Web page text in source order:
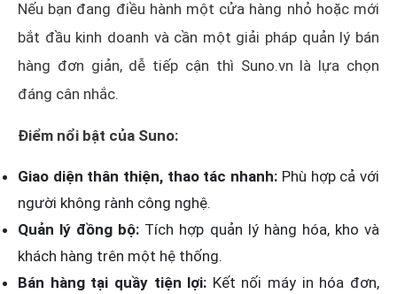
Nếu bạn đang điều hành một cửa hàng nhỏ hoặc mới
bắt đầu kinh doanh và cần một giải pháp quản lý bán
hàng đơn giản, dễ tiếp cận thì Suno.vn là lựa chọn
đáng cân nhắc.
Điểm nổi bật của Suno:
Giao diện thân thiện, thao tác nhanh: Phù hợp cả với
người không rành công nghệ.
Quản lý đồng bộ: Tích hợp quản lý hàng hóa, kho và
khách hàng trên một hệ thống.
Bán hàng tại quầy tiện lợi: Kết nối máy in hóa đơn,